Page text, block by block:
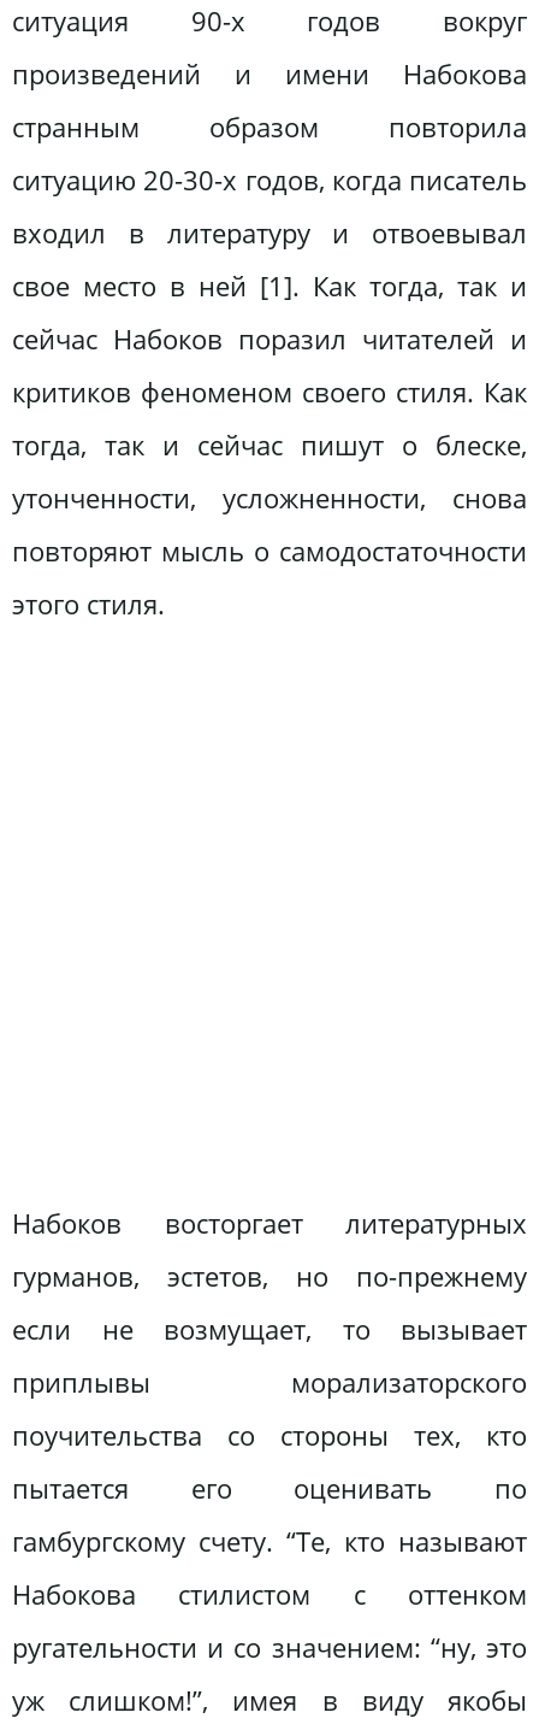
ситуация 90-х годов вокруг
произведений и имени Набокова
странным образом повторила
ситуацию 20-30-х годов, когда писатель
входил в литературу и отвоевывал
свое место в ней [1]. Как тогда, так и
сейчас Набоков поразил читателей и
критиков феноменом своего стиля. Как
тогда, так и сейчас пишут о блеске,
утонченности, усложненности, снова
повторяют мысль о самодостаточности
этого стиля.
Набоков восторгает литературных
гурманов, эстетов, но по-прежнему
если не возмущает, то вызывает
приплывы морализаторского
поучительства со стороны тех, кто
пытается его оценивать по
гамбургскому счету. “Те, кто называют
Набокова стилистом с оттенком
ругательности и со значением: “ну, это
уж слишком!”, имея в виду якобы